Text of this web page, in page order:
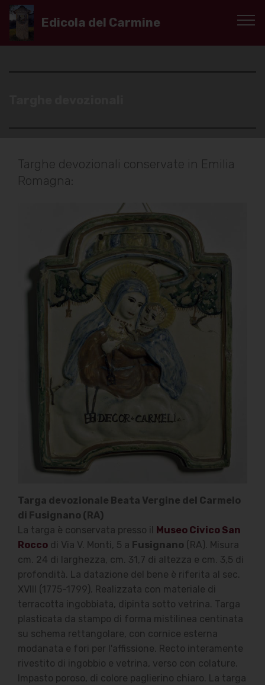
Edicola del Carmine
Targhe devozionali conservate in Emilia
Romagna:
Targa devozionale Beata Vergine del Carmelo
di Fusignano (RA)
La targa è conservata presso il
Museo Civico San
Rocco di Via V. Monti, 5 a Fusignano (RA). Misura
cm. 24 di larghezza, cm. 31,7 di altezza e cm. 3,5 di
profondità. La datazione del bene è riferita al sec.
XVIII (1775-1799). Realizzata con materiale di
terracotta ingobbiata, dipinta sotto vetrina. Targa
plasticata da stampo di forma mistilinea centinata
su schema rettangolare, con cornice esterna
modanata e fori per l'affissione. Recto interamente
rivestito di ingobbio e vetrina, verso con colature.
Impasto poroso, di colore paglierino chiaro. La targa